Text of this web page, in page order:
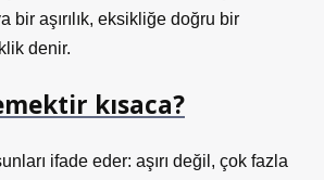
bir aşırılık, eksikliğe doğru bir
denir.
kısaca?
ifade eder: aşırı değil, çok fazla